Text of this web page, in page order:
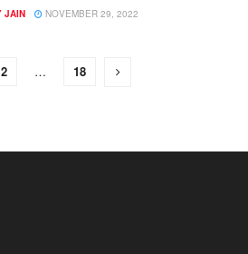
JAIN NOVEMBER 29, 2022
2 … 18